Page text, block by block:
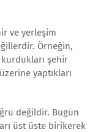
ve yerleşim
Örneğin,
kurdukları şehir
yaptıkları
değildir. Bugün
üst üste birikerek